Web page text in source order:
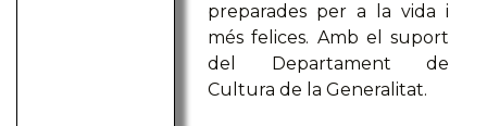
preparades per a la vida i
més felices. Amb el suport
del Departament de
Cultura de la Generalitat.